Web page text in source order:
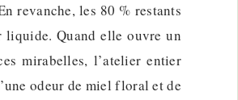
revanche, les 80 % restants
liquide. Quand elle ouvre un
mirabelles, l’atelier entier
odeur de miel floral et de